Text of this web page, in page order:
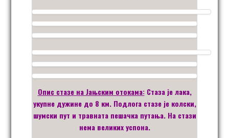
Опис стазе на Јањским отокама:Стаза је лака,
укупне дужине до 8 км. Подлога стазе је колски,
шумски пут и травната пешачка путања. На стази
нема великих успона.